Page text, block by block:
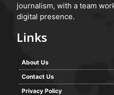
journalism, with a team
digital presence.
Links
About Us
Contact Us
Privacy Policy